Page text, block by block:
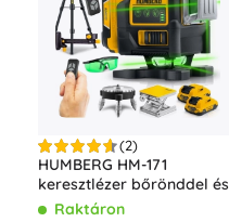
(2)
HUMBERG HM-171
keresztlézer bőrönddel és
állvánnyal, 4D 16 vonal,
Raktáron